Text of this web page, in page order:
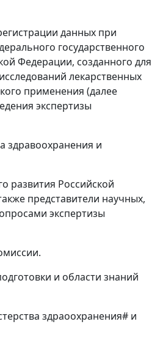
данных при
государственного
Федерации, созданного для
лекарственных
применения (далее
экспертизы
здравоохранения и
развития Российской
представители научных,
экспертизы
и области знаний
здраоохранения# и